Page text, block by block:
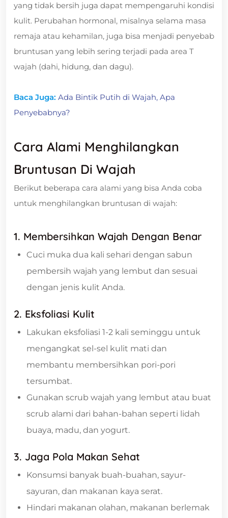
yang tidak bersih juga dapat mempengaruhi kondisi
kulit. Perubahan hormonal, misalnya selama masa
remaja atau kehamilan, juga bisa menjadi penyebab
bruntusan yang lebih sering terjadi pada area T
wajah (dahi, hidung, dan dagu).
Baca Juga: Ada Bintik Putih di Wajah, Apa
Penyebabnya?
Cara Alami Menghilangkan
Bruntusan Di Wajah
Berikut beberapa cara alami yang bisa Anda coba
untuk menghilangkan bruntusan di wajah:
1. Membersihkan Wajah Dengan Benar
Cuci muka dua kali sehari dengan sabun
pembersih wajah yang lembut dan sesuai
dengan jenis kulit Anda.
2. Eksfoliasi Kulit
Lakukan eksfoliasi 1-2 kali seminggu untuk
mengangkat sel-sel kulit mati dan
membantu membersihkan pori-pori
tersumbat.
Gunakan scrub wajah yang lembut atau buat
scrub alami dari bahan-bahan seperti lidah
buaya, madu, dan yogurt.
3. Jaga Pola Makan Sehat
Konsumsi banyak buah-buahan, sayur-
sayuran, dan makanan kaya serat.
Hindari makanan olahan, makanan berlemak